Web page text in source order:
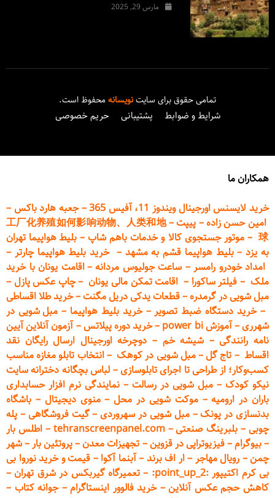
مارس 29, 2025
تمامی حقوق برای سایتنویسانهمحفوظ است.
شرایط و ضوابط پشتیبانی حریم خصوصی
همکاران ما
خرید لایسنس اورجینال ویندوز 11، آفیس 365
–جعبه هارد باکس –
امین حسن زاده– پیپت–
工厂化养殖如何影响动物、人类和地
球
– موتور جستجوی کالا و خدمات باهم شاپ– بلیط هواپیما تهران
به یزد–بلیط هواپیما قشم به مشهد –خرید بلیط هواپیما چارتر –
امداد خودرو رامسر– ساعت جولیوس مردانه–اقامت یونان با خرید
ملک – فیلتر ساکورا – اقامت تمکن مالی یونان –چاپ عکس پازل –
مبل شویی در گرمدره–قطعاتیدکی دریل مگنت–خرید طلا اقساطی
–خرید دستگاه ضبط تصویر–خرید بلیط هواپیما –مبل شویی در
شهرری–آموزش power bi –خرید دورهپیلاتس–آزمون آنلاین آیین
نامه رانندگی– شیشه خم – دوچرخه اورجینال ارسال رایگان نقد
اقساط – تاج گل–مبل شویی در کوهک–انتخاب تابلو مغازه مناسب
کسب‌وکار؛ از طراحی تا اجرای تابلوسازی– لباس بچگانه دخترانه سایت
نیکو کودک – مبل شویی در رسالت – نمایندگی نرم افزار حسابداری
باران در ارومیه–موکت شویی در محل–منوی دیجیتال – باشگاه
بدنسازی در پونک–مبل شویی در سهروردی–گیت فروشگاهی – پله
چوبی – بلبرینگ صنعتی–
tehranscreenpanel.com
–اطلس بار
–بیوگرام–فیزیوتراپی در قزوین– تجهیزات معدن–پروتئین بار–شهر
چمن– رویال مهاجر –ار اف برند –آبنما آکوا – قیمت و خرید نوروا بی
بی کرم اکتیپور :point_up_2:
– تعمیرگاه گیربکس در شرق تهران–
کاهش حجم عکس آنلاین–خرید فالوور اینستاگرام–جوانه کتاب –